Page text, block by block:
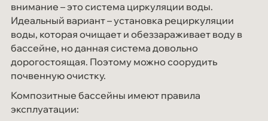
внимание – это система циркуляции воды.
Идеальный вариант – установка рециркуляции
воды, которая очищает и обеззараживает воду в
бассейне, но данная система довольно
дорогостоящая. Поэтому можно соорудить
почвенную очистку.
Композитные бассейны имеют правила
эксплуатации: